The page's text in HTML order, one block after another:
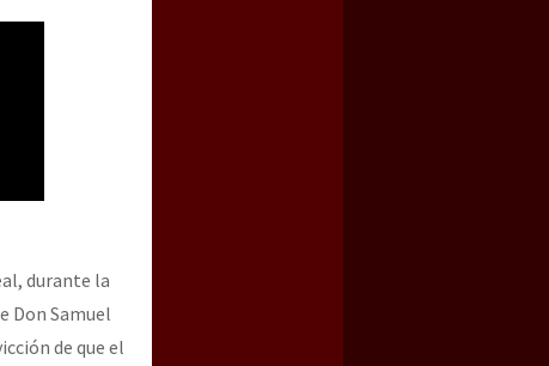
durante la
Don Samuel
de que el